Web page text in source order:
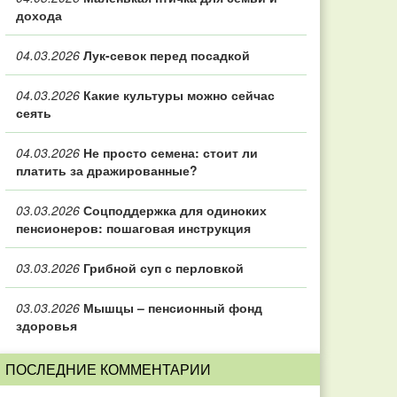
дохода
04.03.2026 Лук-севок перед посадкой
04.03.2026 Какие культуры можно сейчас
сеять
04.03.2026 Не просто семена: стоит ли
платить за дражированные?
03.03.2026 Соцподдержка для одиноких
пенсионеров: пошаговая инструкция
03.03.2026 Грибной суп с перловкой
03.03.2026 Мышцы – пенсионный фонд
здоровья
ПОСЛЕДНИЕ КОММЕНТАРИИ